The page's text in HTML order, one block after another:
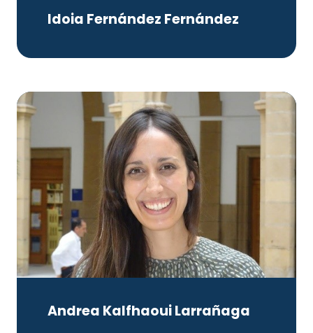
Idoia Fernández Fernández
Andrea Kalfhaoui Larrañaga